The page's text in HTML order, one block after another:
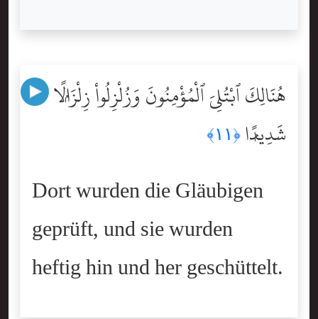
هُنَالِكَ ٱبْتُلِىَ ٱلْمُؤْمِنُونَ وَزُلْزِلُواْ زِلْزَالًۭا
شَدِيدًۭا ﴿١١﴾
Dort wurden die Gläubigen
geprüft, und sie wurden
heftig hin und her geschüttelt.